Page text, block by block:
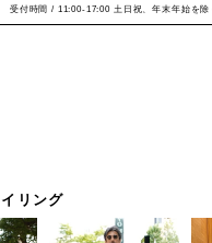
受付時間 / 11:00-17:00 土日祝、年末年始を除
リング